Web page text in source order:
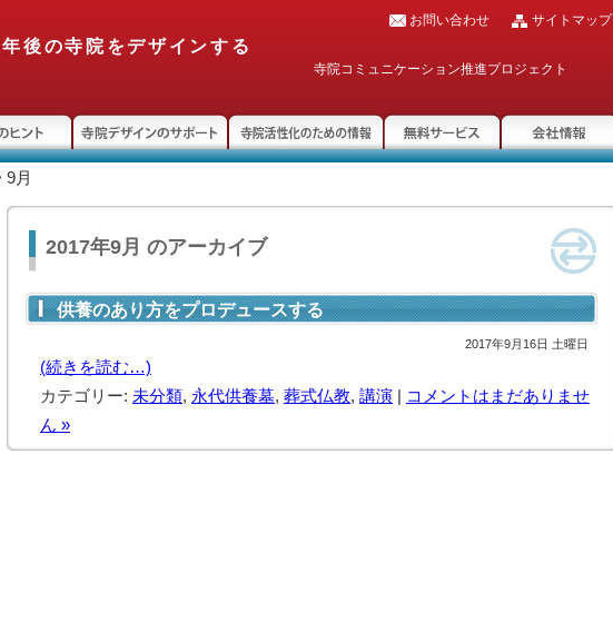
後の寺院をデザインする
寺院コミュニケーション推進プロジェクト
お問い合わせ サイトマップ
ント
寺院デザインのサポー寺院活性化のための情無料サービス 会社情報
9月
2017年9月 のアーカイブ
供養のあり方をプロデュースする
2017年9月16日 土曜日
(続きを読む…)
カテゴリー: 未分類, 永代供養墓, 葬式仏教, 講演 | コメントはまだありませ
ん »